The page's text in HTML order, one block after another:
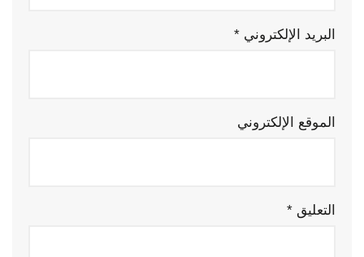
البريد الإلكتروني *
الموقع الإلكتروني
التعليق *